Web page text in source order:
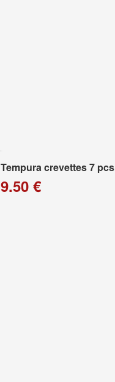
Tempura crevettes 7 pcs
9.50 €